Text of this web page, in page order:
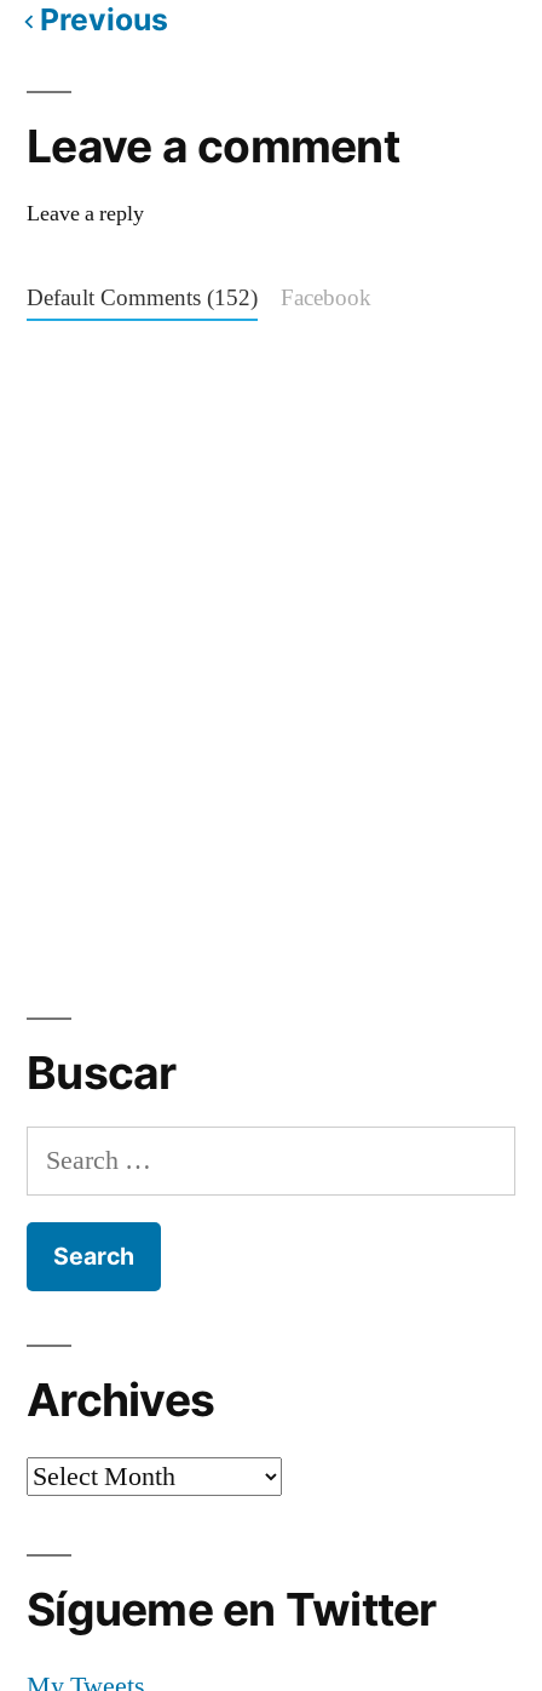
Comments
navigation
Previous
Leave a comment
Leave a reply
Default Comments (152) Facebook
Buscar
Search
for:
Archives
Archives
Sígueme en Twitter